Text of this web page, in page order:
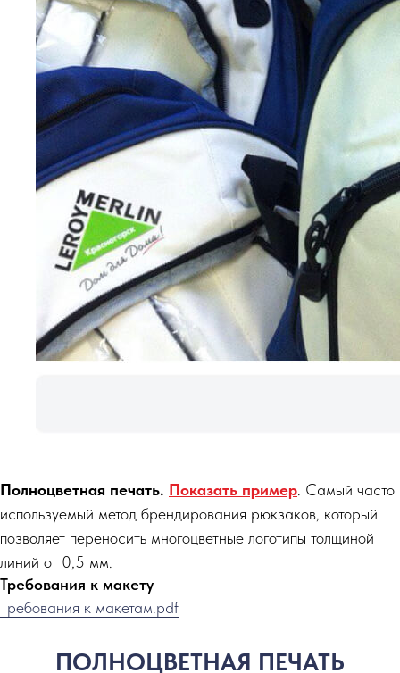
Полноцветная печать. Показать пример . Самый часто
используемый метод брендирования рюкзаков, который
позволяет переносить многоцветные логотипы толщиной
линий от 0,5 мм.
Требования к макету
Требования к макетам.pdf
ПОЛНОЦВЕТНАЯ ПЕЧАТЬ